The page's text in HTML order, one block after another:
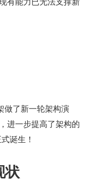
做了新一轮架构演
进一步提高了架构的
诞生！
状